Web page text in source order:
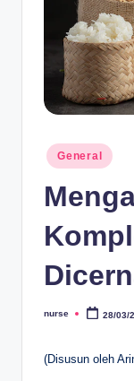
Posted
in
General
Posted
nurse 28/03/
(Disusun oleh